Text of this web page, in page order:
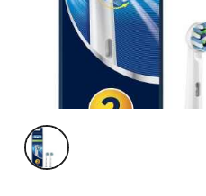
Accueil
Brossettes CrossAction ORAL-B